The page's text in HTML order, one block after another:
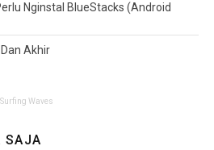
Nginstal BlueStacks (Android
Akhir
Surfing Waves
SAJA